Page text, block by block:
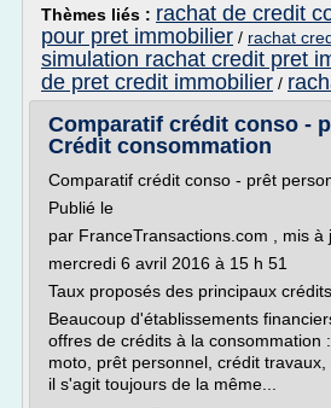
Thèmes liés : rachat de credit
pour pret immobilier / rachat
simulation rachat credit pret
de pret credit immobilier /
Comparatif crédit conso -
Crédit consommation
Comparatif crédit conso - prêt
Publié le
par FranceTransactions.com , mis à
mercredi 6 avril 2016 à 15 h 51
Taux proposés des principaux
Beaucoup d'établissements
offres de crédits à la consommation
moto, prêt personnel, crédit travaux,
il s'agit toujours de la même...